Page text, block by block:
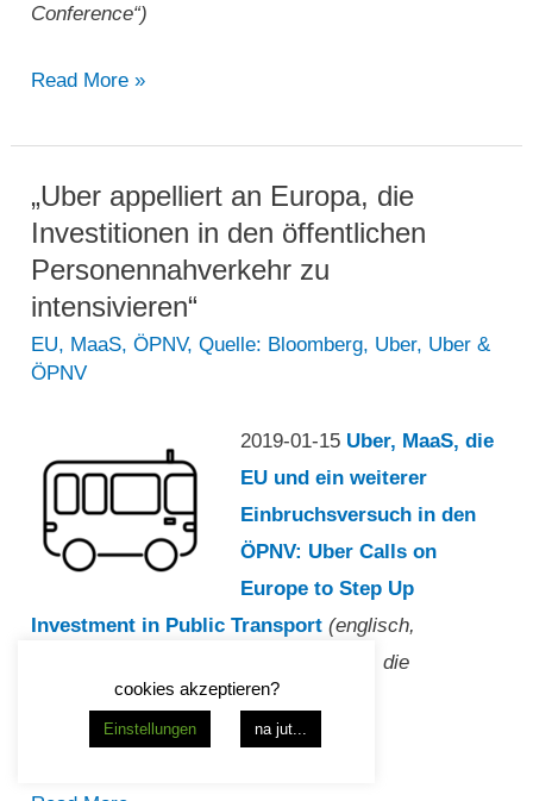
Conference“)
„Auswirkungen
MaaS
auf
Taxiunternehmen
im
Fokus
der
MaaS
Read More »
„Uber appelliert an Europa, die
Investitionen in den öffentlichen
Personennahverkehr zu
intensivieren“
EU, MaaS,ÖPNV,Quelle: Bloomberg, Uber, Uber &
ÖPNV
2019-01-15 Uber, MaaS, die
EU und ein weiterer
Einbruchsversuch in den
ÖPNV: Uber Calls on
Europe to Step Up
Investment in Public Transport(englisch,
Bloomberg, „Uber appelliert an Europa, die
Investitionen in den öffentlichen
Personennahverkehr zu intensivieren“)
cookies akzeptieren?
Einstellungen na jut...